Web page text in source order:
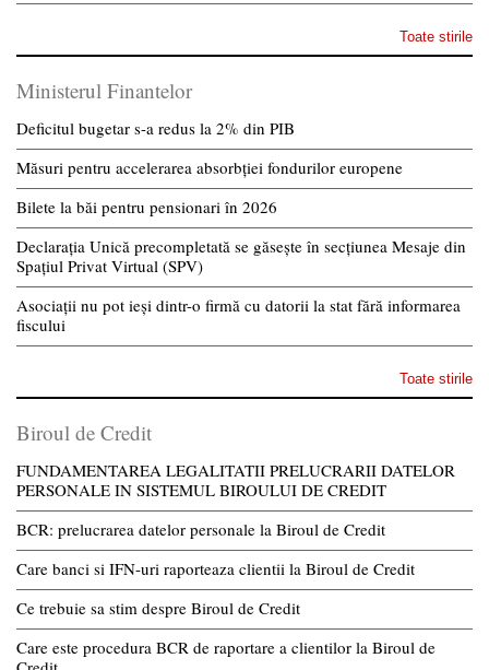
Toate stirile
Ministerul Finantelor
Deficitul bugetar s-a redus la 2% din PIB
Măsuri pentru accelerarea absorbției fondurilor europene
Bilete la băi pentru pensionari în 2026
Declarația Unică precompletată se găsește în secțiunea Mesaje din
Spațiul Privat Virtual (SPV)
Asociații nu pot ieși dintr-o firmă cu datorii la stat fără informarea
fiscului
Toate stirile
Biroul de Credit
FUNDAMENTAREA LEGALITATII PRELUCRARII DATELOR
PERSONALE IN SISTEMUL BIROULUI DE CREDIT
BCR: prelucrarea datelor personale la Biroul de Credit
Care banci si IFN-uri raporteaza clientii la Biroul de Credit
Ce trebuie sa stim despre Biroul de Credit
Care este procedura BCR de raportare a clientilor la Biroul de